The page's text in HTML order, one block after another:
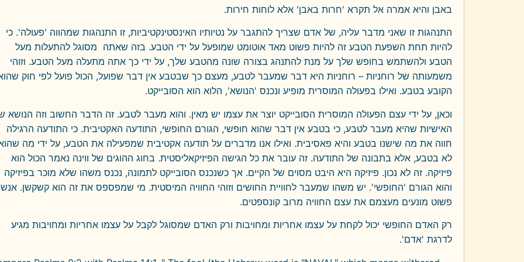
באבן והיא אמרה אל תקרא 'חרות באבן' אלא לוחות חירות.
התנהגות זו שאני מדבר עליה, של אדם שצריך להתגבר על נטיותיו האינסטינקטיביות, זו התנהגות שמהווה 'פעולה'. כי
להיות תחת השפעת הטבע זה להיות פשוט מאד אוטומט שמופעל על ידי הטבע. בזה שאתה מסוגל להתעלות מעל
הטבע ולהשתמש בחופש שלך על מנת להתנהג בצורה שונה מהטבע שלך, על ידי כך אתה מתעלה מעל הטבע. וזוהי
משמעותה של רוחניות – רוחניות היא דבר שמעבר לטבע, מעצם כך שבטבע אין דבר שפועל, הכול פועל לפי חוק
הקובע בטבע. ואילו בפעולה המוסרית מופיע ונכנס 'הנושא', הלוא הוא הסובייקט.
וכאן, על ידי עצם הפעולה המוסרית הסובייקט יוצר את עצמו יש מאין. והוא מעבר לטבע. זה הדבר החשוב וזה הנושא
האישיות שהיא מעבר לטבע, כי בטבע אין דבר שהוא חופשי, הגורם החופשי, התודעה האקטיבית. כי התודעה הרגילה
חווה את מה שישנו בטבע והיא פאסיבית. ואילו אנו מדברים על תודעה אקטיבית שמפעילה את הטבע, על ידי מה
לא בטבע, אלא בתבונה של התודעה. זה עובר את כל הגישה הפיזיקאליסטית. בחוג ההוגים של ווינה נאמר הכול הוא
פיזיקה. זה לא נכון. פיזיקה היא היבט מסוים של הקיים. אך כשנכנס הסובייקט לתמונה, נכנס משהו שלא מוכר בפיזיקה
והוא הגורם 'החופשי'. יש משהו שמעבר לחוויית החושים וזוהי החוויה המיסטית. מי שמפספס את זה הוא קשקשן.
פשוט מונעים מעצמם את עצם החוויה מרוב קונספטים.
רק האדם החופשי יכול לקחת על עצמו אחריות ומחויבות ורק האדם שמסוגל לקבל על עצמו אחריות ומחויבות מגיע
לדרגת 'אדם'.